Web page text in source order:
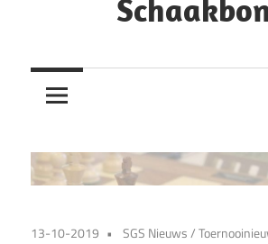
13-10-2019 SGS Nieuws/